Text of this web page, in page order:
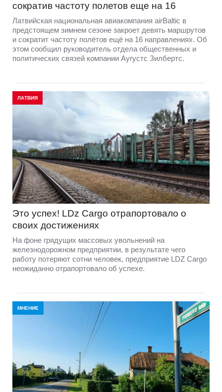
сократив частоту полетов еще на 16
Латвийская национальная авиакомпания airBaltic в
предстоящем зимнем сезоне закроет девять маршрутов
и сократит частоту полётов ещё на 16 направлениях. Об
этом сообщил руководитель отдела общественных и
политических связей компании Аугустс Зилбертс.
ЛАТВИЯ
Это успех! LDz Cargo отрапортовало о
своих достижениях
На фоне грядущих массовых увольнений на
железнодорожном предприятии, в результате чего
работу потеряют сотни человек, предприятие LDZ Cargо
неожиданно отрапортовало об успехе.
МНЕНИЕ